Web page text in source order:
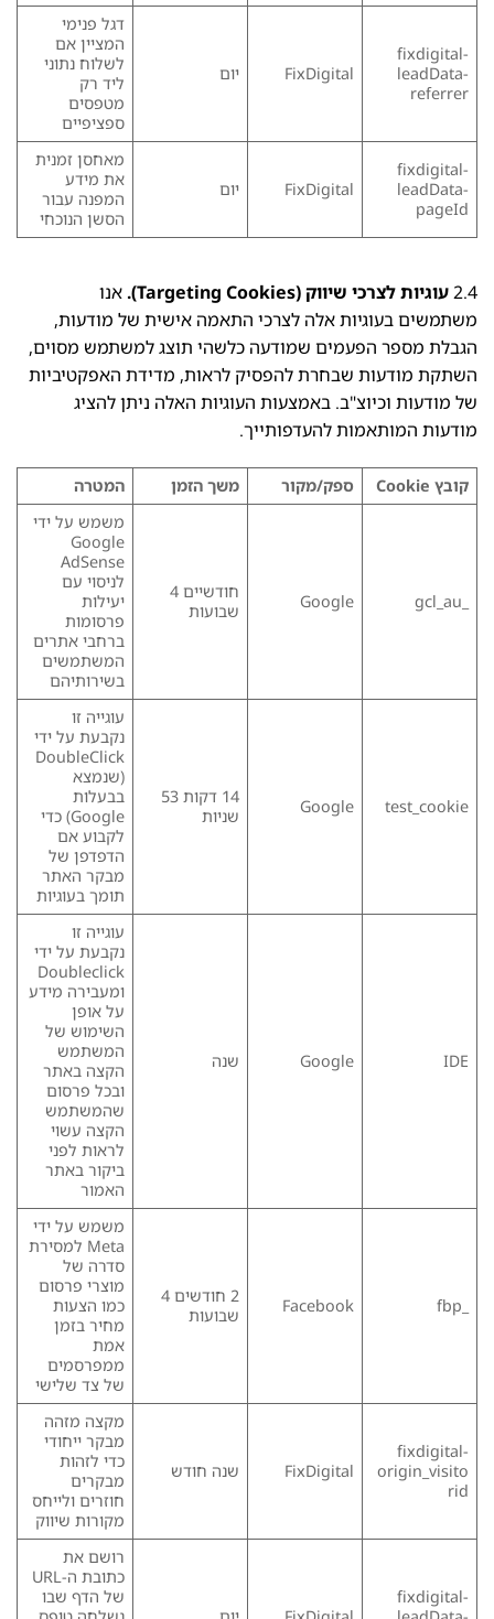
fixdigital-
leadData-
referrer
FixDigital יום
דגל פנימי
המציין אם
לשלוח נתוני
ליד רק
מטפסים
ספציפיים
fixdigital-
leadData-
pageId
FixDigital יום
מאחסן זמנית
את מידע
המפנה עבור
הסשן הנוכחי
2.4עוגיות לצרכי שיווק (Targeting Cookies).
אנו
משתמשים בעוגיות אלה לצרכי התאמה אישית של מודעות,
הגבלת מספר הפעמים שמודעה כלשהי תוצג למשתמש מסוים,
השתקת מודעות שבחרת להפסיק לראות, מדידת האפקטיביות
של מודעות וכיוצ"ב. באמצעות העוגיות האלה ניתן להציג
מודעות המותאמות להעדפותייך.
קובץ Cookie ספק/מקור משך הזמן המטרה
Google
חודשיים 4
שבועות
משמש על ידי
Google
AdSense
לניסוי עם
יעילות
פרסומות
ברחבי אתרים
המשתמשים
בשירותיהם
test_cookie
Google
14 דקות 53
שניות
עוגייה זו
נקבעת על ידי
DoubleClick
(שנמצא
בבעלות
Google) כדי
לקבוע אם
הדפדפן של
מבקר האתר
תומך בעוגיות
IDE
Google שנה
עוגייה זו
נקבעת על ידי
Doubleclick
ומעבירה מידע
על אופן
השימוש של
המשתמש
הקצה באתר
ובכל פרסום
שהמשתמש
הקצה עשוי
לראות לפני
ביקור באתר
האמור
Facebook
2 חודשים 4
שבועות
משמש על ידי
Meta למסירת
סדרה של
מוצרי פרסום
כמו הצעות
מחיר בזמן
אמת
ממפרסמים
של צד שלישי
fixdigital-
origin_visito
rid
FixDigital שנה חודש
מקצה מזהה
מבקר ייחודי
כדי לזהות
מבקרים
חוזרים ולייחס
מקורות שיווק
fixdigital-
רושם את
כתובת ה-URL
של הדף שבו